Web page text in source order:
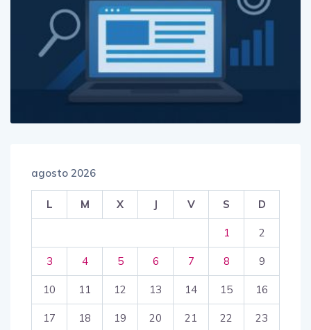
agosto 2026
L M X J V S D
1 2
3 4 5 6 7 8 9
10 11 12 13 14 15 16
17 18 19 20 21 22 23